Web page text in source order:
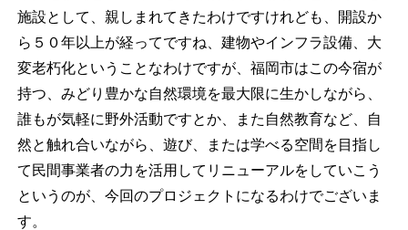
施設として、親しまれてきたわけですけれども、開設か
ら５０年以上が経ってですね、建物やインフラ設備、大
変老朽化ということなわけですが、福岡市はこの今宿が
持つ、みどり豊かな自然環境を最大限に生かしながら、
誰もが気軽に野外活動ですとか、また自然教育など、自
然と触れ合いながら、遊び、または学べる空間を目指し
て民間事業者の力を活用してリニューアルをしていこう
というのが、今回のプロジェクトになるわけでございま
す。